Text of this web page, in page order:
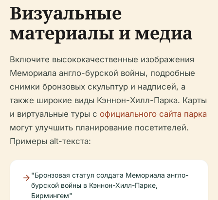
Визуальные
материалы и медиа
Включите высококачественные изображения
Мемориала англо-бурской войны, подробные
снимки бронзовых скульптур и надписей, а
также широкие виды Кэннон-Хилл-Парка. Карты
и виртуальные туры с официального сайта парка
могут улучшить планирование посетителей.
Примеры alt-текста:
"Бронзовая статуя солдата Мемориала англо-
бурской войны в Кэннон-Хилл-Парке,
Бирмингем"